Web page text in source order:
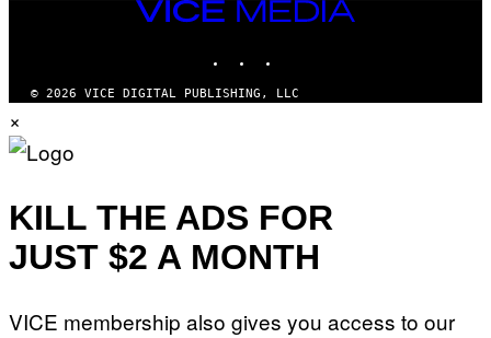
VICE
© 2026 VICE DIGITAL PUBLISHING, LLC
×
KILL THE ADS FOR
JUST $2 A MONTH
VICE membership also gives you access to our